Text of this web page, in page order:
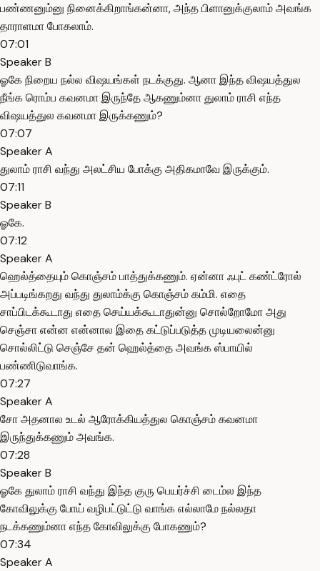
பண்ணனும்னு நினைக்கிறாங்கன்னா, அந்த பிளானுக்குலாம் அவங்க
தாராளமா போகலாம்.
07:01
Speaker B
ஓகே நிறைய நல்ல விஷயங்கள் நடக்குது. ஆனா இந்த விஷயத்துல
நீங்க ரொம்ப கவனமா இருந்தே ஆகணும்னா துலாம் ராசி எந்த
விஷயத்துல கவனமா இருக்கணும்?
07:07
Speaker A
துலாம் ராசி வந்து அலட்சிய போக்கு அதிகமாவே இருக்கும்.
07:11
Speaker B
ஓகே.
07:12
Speaker A
ஹெல்த்தையும் கொஞ்சம் பாத்துக்கணும். ஏன்னா ஃபுட் கண்ட்ரோல்
அப்படிங்கறது வந்து துலாம்க்கு கொஞ்சம் கம்மி. எதை
சாப்பிடக்கூடாது எதை செய்யக்கூடாதுன்னு சொல்றோமோ அது
செஞ்சா என்ன என்னால இதை கட்டுப்படுத்த முடியலைன்னு
சொல்லிட்டு செஞ்சே தன் ஹெல்த்தை அவங்க ஸ்பாயில்
பண்ணிடுவாங்க.
07:27
Speaker A
சோ அதனால உடல் ஆரோக்கியத்துல கொஞ்சம் கவனமா
இருந்துக்கணும் அவங்க.
07:28
Speaker B
ஓகே துலாம் ராசி வந்து இந்த குரு பெயர்ச்சி டைம்ல இந்த
கோவிலுக்கு போய் வழிபட்டுட்டு வாங்க எல்லாமே நல்லதா
நடக்கணும்னா எந்த கோவிலுக்கு போகணும்?
07:34
Speaker A